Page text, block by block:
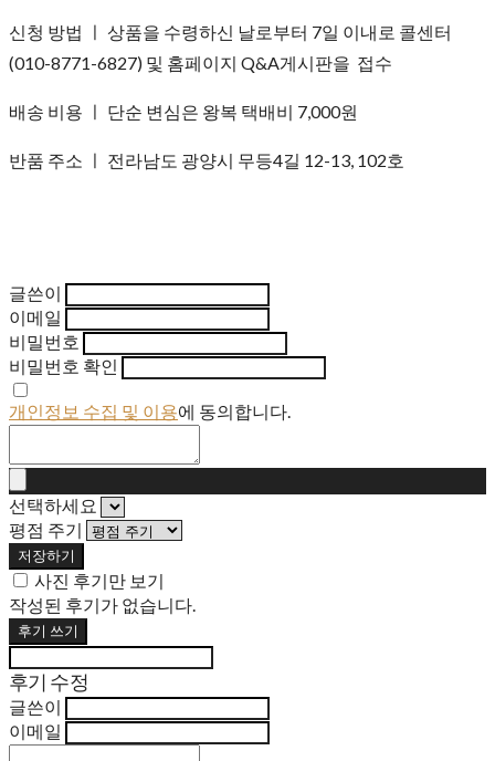
신청 방법 ㅣ 상품을 수령하신 날로부터 7일 이내로 콜센터
(010-8771-6827) 및 홈페이지 Q&A게시판을 접수
배송 비용 ㅣ 단순 변심은 왕복 택배비 7,000원
반품 주소 ㅣ 전라남도 광양시 무등4길 12-13, 102호
글쓴이
이메일
비밀번호
비밀번호 확인
개인정보 수집 및 이용에 동의합니다.
선택하세요
평점 주기
저장하기
사진 후기만 보기
작성된 후기가 없습니다.
후기 쓰기
후기 수정
글쓴이
이메일